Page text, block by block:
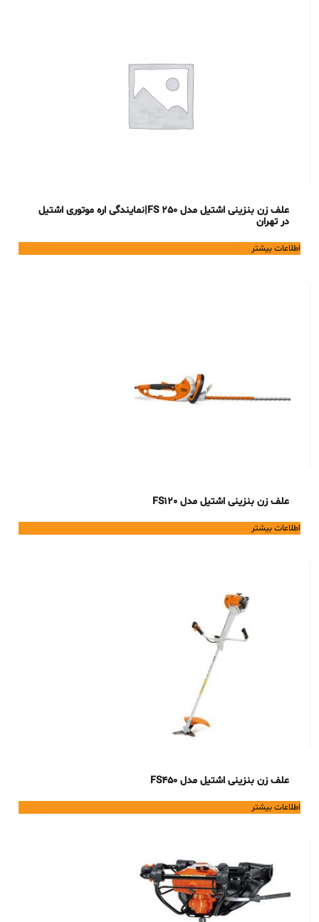
علف زن بنزینی اشتیل مدل FS 250|نمایندگی اره موتوری اشتیل
در تهران
اطلاعات بیشتر
علف زن بنزینی اشتیل مدل FS120
اطلاعات بیشتر
علف زن بنزینی اشتیل مدل FS450
اطلاعات بیشتر